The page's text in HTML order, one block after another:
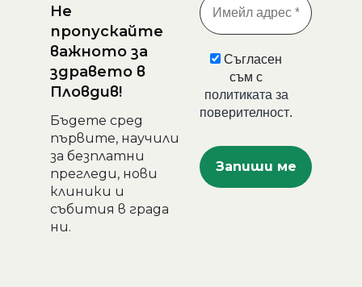
Не
пропускайте
важното за
здравето в
Пловдив!
Бъдете сред
първите, научили
за безплатни
прегледи, нови
клиники и
събития в града
ни.
Съгласен
съм с
политиката за
поверителност.